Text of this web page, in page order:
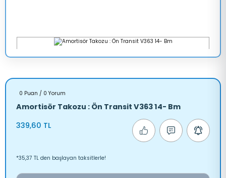
0 Puan / 0 Yorum
Amortisör Takozu : Ön Transit V363 14- Bm
339,60 TL
*35,37 TL den başlayan taksitlerle!